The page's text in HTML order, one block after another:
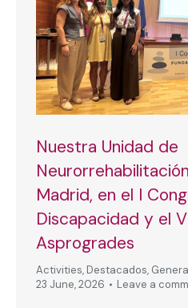
Nuestra Unidad de
Madrid, en el I
Discapacidad y el
Asprogrades
Activities, Destacados,
23 June, 2026
Leave a